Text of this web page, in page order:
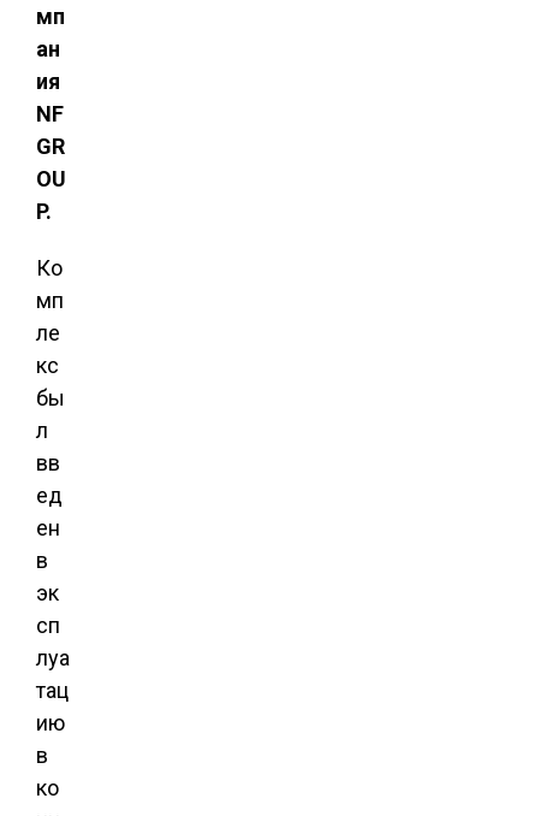
мп
ан
ия
NF
GR
OU
P.
Ко
мп
ле
кс
бы
л
вв
ед
ен
в
эк
сп
луа
тац
ию
в
ко